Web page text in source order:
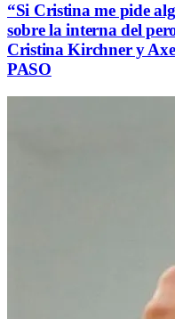
“Si Cristina me pide
sobre la interna del
Cristina Kirchner y
PASO